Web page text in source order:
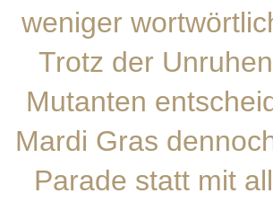
weniger
Trotz der
Mutanten
Mardi Gras
Parade statt mit